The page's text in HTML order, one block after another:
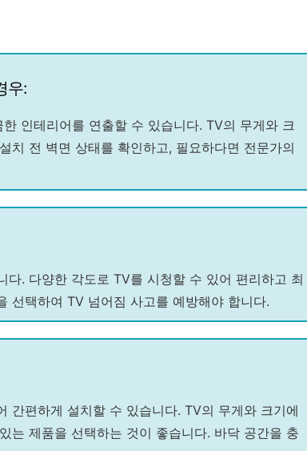
우:
인테리어를 연출할 수 있습니다. TV의 무게와 크
치 전 벽면 상태를 확인하고, 필요하다면 전문가의
. 다양한 각도로 TV를 시청할 수 있어 편리하고 최
선택하여 TV 넘어짐 사고를 예방해야 합니다.
간편하게 설치할 수 있습니다. TV의 무게와 크기에
는 제품을 선택하는 것이 좋습니다. 바닥 공간을 충